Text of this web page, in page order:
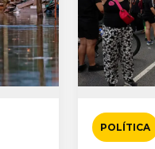
POLÍTICA